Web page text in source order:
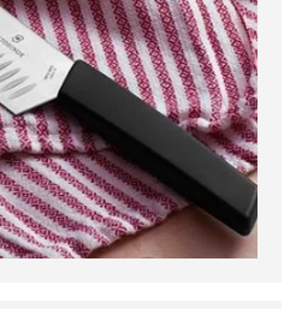
content
content
statistics or